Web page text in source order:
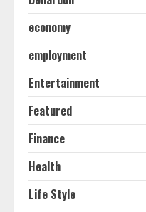
economy
employment
Entertainment
Featured
Finance
Health
Life Style